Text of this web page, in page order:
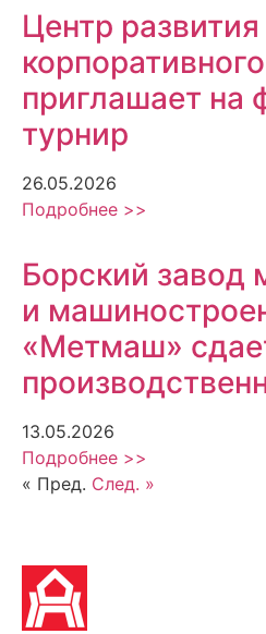
Центр развития
приглашает на
турнир
26.05.2026
Подробнее >>
Борский завод
и
«Метмаш»
13.05.2026
Подробнее >>
« Пред. След. »